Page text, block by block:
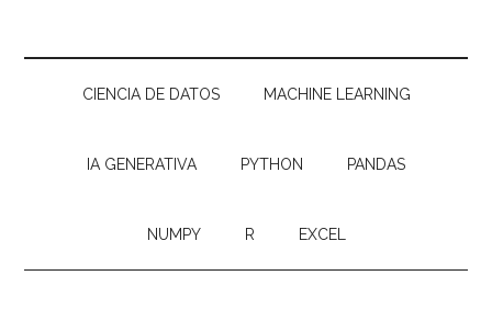
CIENCIA DE DATOS MACHINE LEARNING
IA GENERATIVA PYTHON PANDAS
NUMPY R EXCEL